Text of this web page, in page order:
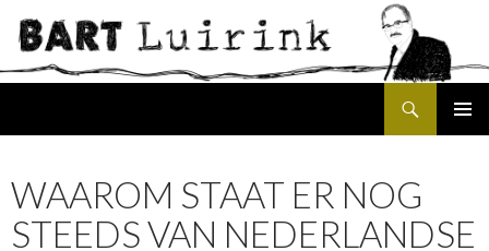
WAAROM STAAT ER NOG
STEEDS VAN NEDERLANDSE